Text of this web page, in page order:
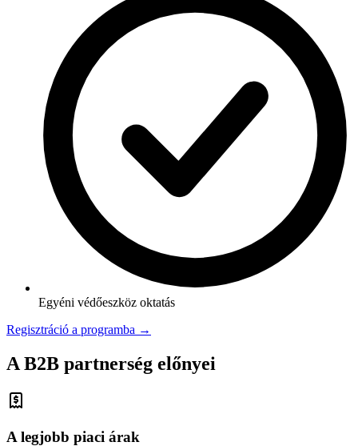
Egyéni védőeszköz oktatás
Regisztráció a programba →
A B2B partnerség előnyei
A legjobb piaci árak